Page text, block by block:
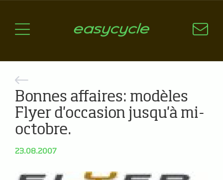
Aspects techniques
Questions / Réponses
A jour
News
Bonnes affaires: modèles
Flyer d'occasion jusqu'à mi-
octobre.
23.08.2007